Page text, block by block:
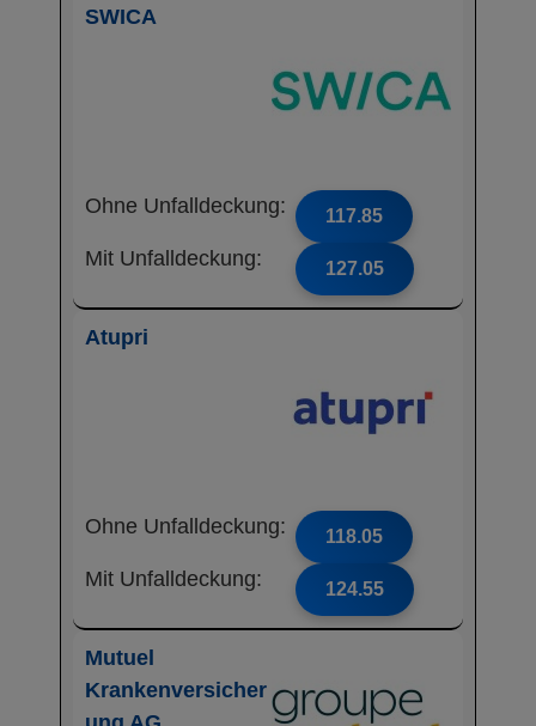
SWICA
Ohne Unfalldeckung: 117.85
Mit Unfalldeckung: 127.05
Atupri
Ohne Unfalldeckung: 118.05
Mit Unfalldeckung: 124.55
Mutuel
Krankenversicher